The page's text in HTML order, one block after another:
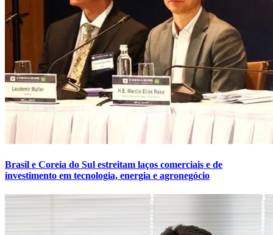
Brasil e Coreia do Sul estreitam laços comerciais e de
investimento em tecnologia, energia e agronegócio